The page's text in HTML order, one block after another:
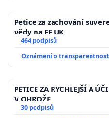
Petice za zachování
vědy na FF UK
464 podpisů
Oznámení o
PETICE ZA RYCHLEJŠÍ A
V OHROŽE
30 podpisů